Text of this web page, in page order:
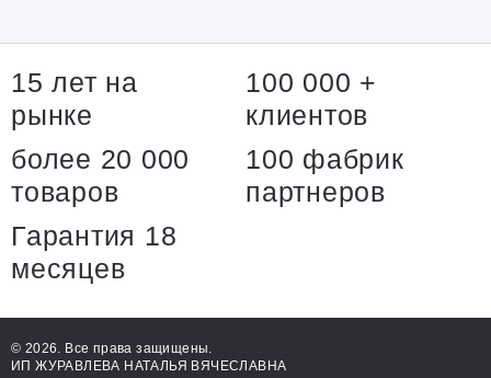
15 лет на
рынке
100 000 +
клиентов
более 20 000
товаров
100 фабрик
партнеров
Гарантия 18
месяцев
© 2026. Все права защищены.
ИП ЖУРАВЛЕВА НАТАЛЬЯ ВЯЧЕСЛАВНА